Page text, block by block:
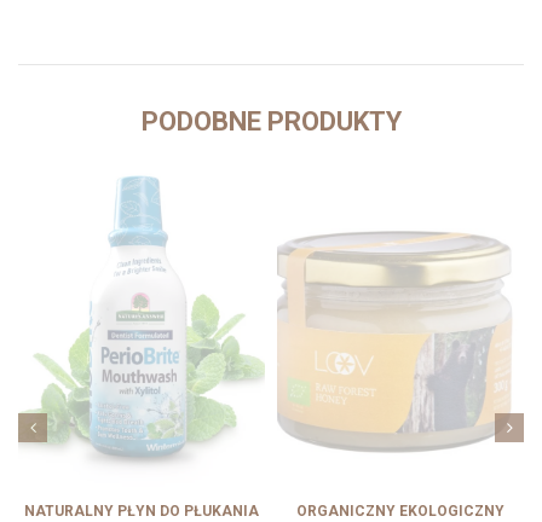
PODOBNE PRODUKTY
NATURALNY PŁYN DO PŁUKANIA
ORGANICZNY EKOLOGICZNY